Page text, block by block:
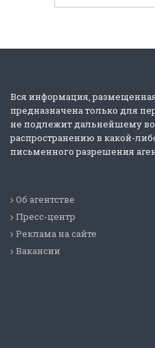
Вся информация,
предназначена только для
не подлежит дальнейшему
распространению в какой-
письменного разрешения
Об агентстве
Пресс-центр
Реклама на сайте
Вакансии